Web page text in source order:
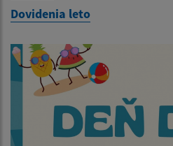
Dovidenia leto